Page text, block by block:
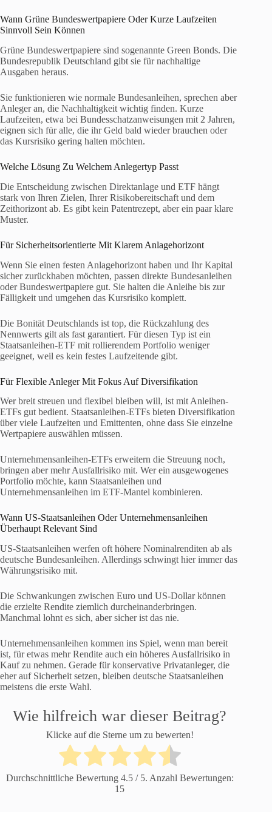
Wann Grüne Bundeswertpapiere Oder Kurze Laufzeiten
Sinnvoll Sein Können
Grüne Bundeswertpapiere sind sogenannte Green Bonds. Die
Bundesrepublik Deutschland gibt sie für nachhaltige
Ausgaben heraus.
Sie funktionieren wie normale Bundesanleihen, sprechen aber
Anleger an, die Nachhaltigkeit wichtig finden. Kurze
Laufzeiten, etwa bei Bundesschatzanweisungen mit 2 Jahren,
eignen sich für alle, die ihr Geld bald wieder brauchen oder
das Kursrisiko gering halten möchten.
Welche Lösung Zu Welchem Anlegertyp Passt
Die Entscheidung zwischen Direktanlage und ETF hängt
stark von Ihren Zielen, Ihrer Risikobereitschaft und dem
Zeithorizont ab. Es gibt kein Patentrezept, aber ein paar klare
Muster.
Für Sicherheitsorientierte Mit Klarem Anlagehorizont
Wenn Sie einen festen Anlagehorizont haben und Ihr Kapital
sicher zurückhaben möchten, passen direkte Bundesanleihen
oder Bundeswertpapiere gut. Sie halten die Anleihe bis zur
Fälligkeit und umgehen das Kursrisiko komplett.
Die Bonität Deutschlands ist top, die Rückzahlung des
Nennwerts gilt als fast garantiert. Für diesen Typ ist ein
Staatsanleihen-ETF mit rollierendem Portfolio weniger
geeignet, weil es kein festes Laufzeitende gibt.
Für Flexible Anleger Mit Fokus Auf Diversifikation
Wer breit streuen und flexibel bleiben will, ist mit Anleihen-
ETFs gut bedient. Staatsanleihen-ETFs bieten Diversifikation
über viele Laufzeiten und Emittenten, ohne dass Sie einzelne
Wertpapiere auswählen müssen.
Unternehmensanleihen-ETFs erweitern die Streuung noch,
bringen aber mehr Ausfallrisiko mit. Wer ein ausgewogenes
Portfolio möchte, kann Staatsanleihen und
Unternehmensanleihen im ETF-Mantel kombinieren.
Wann US-Staatsanleihen Oder Unternehmensanleihen
Überhaupt Relevant Sind
US-Staatsanleihen werfen oft höhere Nominalrenditen ab als
deutsche Bundesanleihen. Allerdings schwingt hier immer das
Währungsrisiko mit.
Die Schwankungen zwischen Euro und US-Dollar können
die erzielte Rendite ziemlich durcheinanderbringen.
Manchmal lohnt es sich, aber sicher ist das nie.
Unternehmensanleihen kommen ins Spiel, wenn man bereit
ist, für etwas mehr Rendite auch ein höheres Ausfallrisiko in
Kauf zu nehmen. Gerade für konservative Privatanleger, die
eher auf Sicherheit setzen, bleiben deutsche Staatsanleihen
meistens die erste Wahl.
Wie hilfreich war dieser Beitrag?
Klicke auf die Sterne um zu bewerten!
Durchschnittliche Bewertung 4.5/ 5. Anzahl Bewertungen:
15